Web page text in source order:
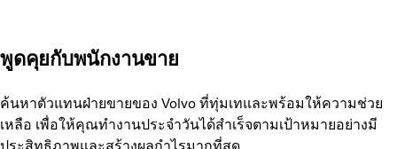
พูดคุยกับพนักงานขาย
ค้นหาตัวแทนฝ่ายขายของ Volvo ที่ทุ่มเทและพร้อมให้ความช่วย
เหลือ เพื่อให้คุณทำงานประจำวันได้สำเร็จตามเป้าหมายอย่างมี